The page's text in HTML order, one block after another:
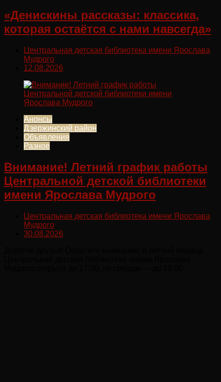
«Денискины рассказы: классика,
которая остаётся с нами навсегда»
Центральная детская библиотека имени Ярослава
Мудрого
12.08.2026
Анонсы
Дзержинский район
Объявления
Разное
Внимание! Летний график работы
Центральной детской библиотеки
имени Ярослава Мудрого
Центральная детская библиотека имени Ярослава
Мудрого
30.08.2026